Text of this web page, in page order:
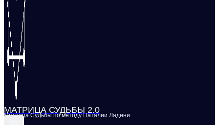
МАТРИЦА СУДЬБЫ 2.0
Матрица Судьбы по методу Наталии Ладини